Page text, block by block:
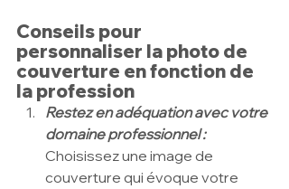
Conseils pour
personnaliser la photo de
couverture en fonction de
la profession
Restez en adéquation avec votre
domaine professionnel :
Choisissez une image de
couverture qui évoque votre